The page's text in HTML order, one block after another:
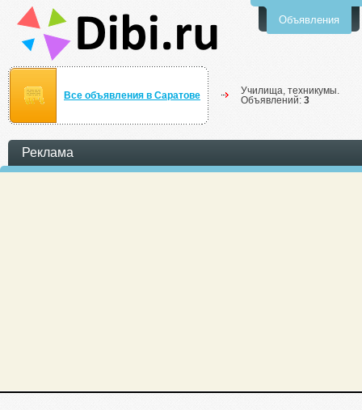
Объявления
Все объявления в Саратове
Училища, техникумы.
Объявлений: 3
Реклама